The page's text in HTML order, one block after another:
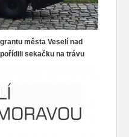
města Veselí nad
pořídili sekačku na trávu